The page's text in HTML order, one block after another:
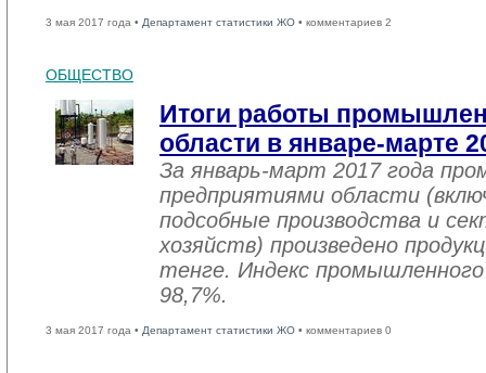
3 мая 2017 года • Департамент статистики ЖО • комментариев 2
ОБЩЕСТВО
Итоги работы
области в январе-марте
За январь-март 2017 года
предприятиями области
подсобные производства и
хозяйств) произведено
тенге. Индекс
98,7%.
3 мая 2017 года • Департамент статистики ЖО • комментариев 0